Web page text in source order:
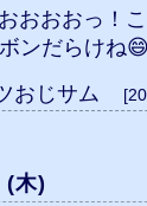
おおおっ！
ンだらけね
おじサム
木)